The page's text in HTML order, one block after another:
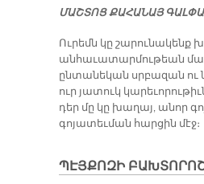
ՄԱՇ­ՏՈՑ ՔԱ­ՀԱ­ՆԱՅ
Ուրեմն կը շարունակենք
անհաւատարմութեան
ընտանեկան սրբազան ու
ուր յատուկ
դեր մը կը խաղայ, անոր
գոյատեւման հարցին մէջ։
ՊԷՅՔՈԶԻ